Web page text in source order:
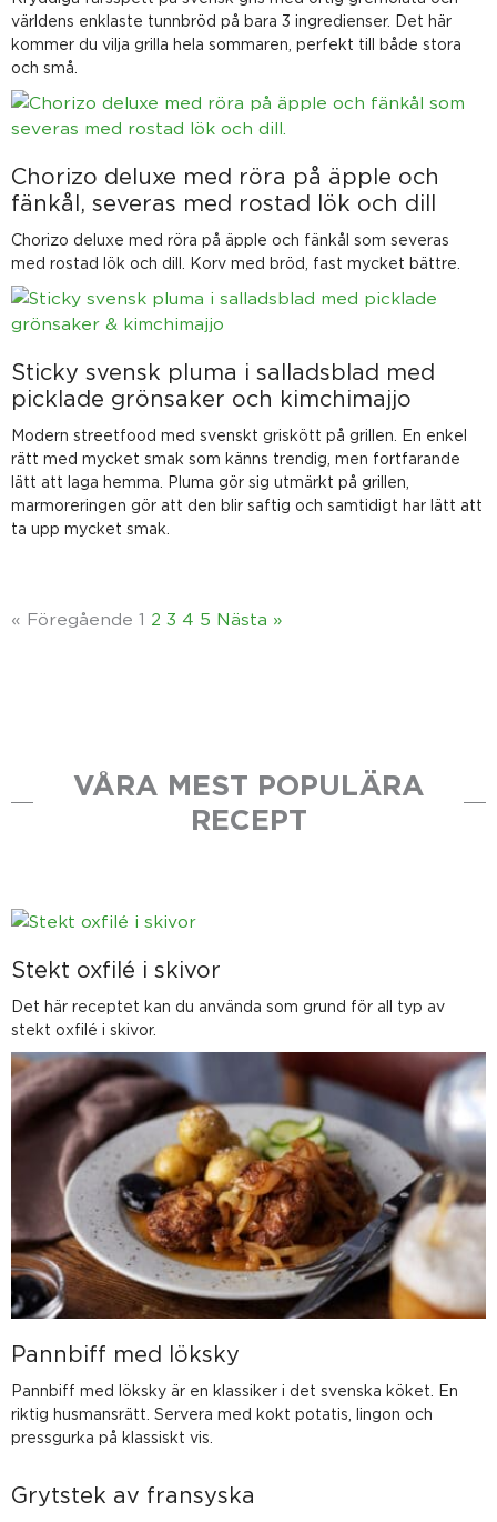
världens enklaste tunnbröd på bara 3 ingredienser. Det här
kommer du vilja grilla hela sommaren, perfekt till både stora
och små.
Chorizo deluxe med röra på äpple och
fänkål, severas med rostad lök och dill
Chorizo deluxe med röra på äpple och fänkål som severas
med rostad lök och dill. Korv med bröd, fast mycket bättre.
Sticky svensk pluma i salladsblad med
picklade grönsaker och kimchimajjo
Modern streetfood med svenskt griskött på grillen. En enkel
rätt med mycket smak som känns trendig, men fortfarande
lätt att laga hemma. Pluma gör sig utmärkt på grillen,
marmoreringen gör att den blir saftig och samtidigt har lätt att
ta upp mycket smak.
« Föregående 1 2 3 4 5 Nästa »
VÅRA MEST POPULÄRA
RECEPT
Stekt oxfilé i skivor
Det här receptet kan du använda som grund för all typ av
stekt oxfilé i skivor.
Pannbiff med löksky
Pannbiff med löksky är en klassiker i det svenska köket. En
riktig husmansrätt. Servera med kokt potatis, lingon och
pressgurka på klassiskt vis.
Grytstek av fransyska